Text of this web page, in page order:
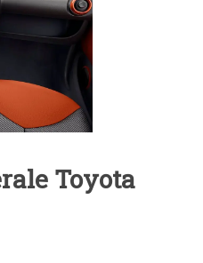
Toyota